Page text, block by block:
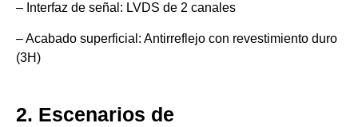
– Interfaz de señal: LVDS de 2 canales
– Acabado superficial: Antirreflejo con revestimiento duro
(3H)
2. Escenarios de